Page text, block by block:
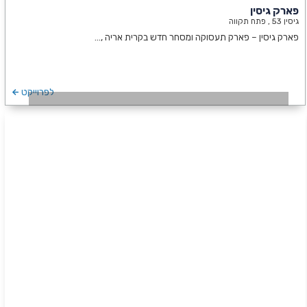
פארק גיסין
גיסין 53 , פתח תקווה
פארק גיסין – פארק תעסוקה ומסחר חדש בקרית אריה ,…
לפרוייקט